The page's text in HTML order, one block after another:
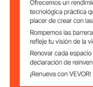
Volumen de la
taza